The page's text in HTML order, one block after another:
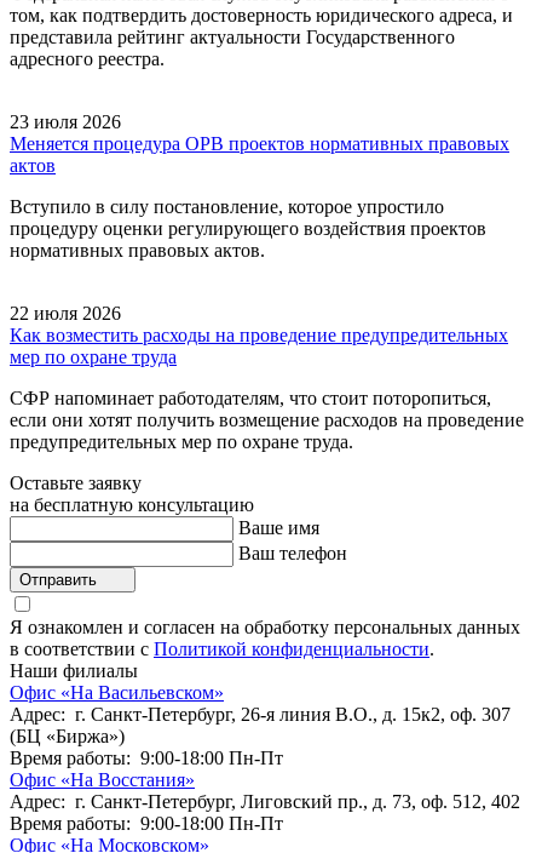
том, как подтвердить достоверность юридического адреса, и
представила рейтинг актуальности Государственного
адресного реестра.
23 июля 2026
Меняется процедура ОРВ проектов нормативных правовых
актов
Вступило в силу постановление, которое упростило
процедуру оценки регулирующего воздействия проектов
нормативных правовых актов.
22 июля 2026
Как возместить расходы на проведение предупредительных
мер по охране труда
СФР напоминает работодателям, что стоит поторопиться,
если они хотят получить возмещение расходов на проведение
предупредительных мер по охране труда.
Оставьте заявку
на бесплатную консультацию
Ваше имя
Ваш телефон
Отправить
Я ознакомлен и согласен на обработку персональных данных
в соответствии с Политикой конфиденциальности.
Наши филиалы
Офис «На Васильевском»
Адрес: г. Санкт-Петербург, 26-я линия В.О., д. 15к2, оф. 307
(БЦ «Биржа»)
Время работы: 9:00-18:00 Пн-Пт
Офис «На Восстания»
Адрес: г. Санкт-Петербург, Лиговский пр., д. 73, оф. 512, 402
Время работы: 9:00-18:00 Пн-Пт
Офис «На Московском»